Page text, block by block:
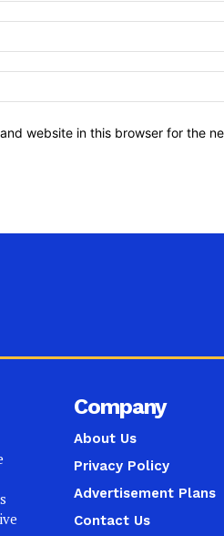
website in this browser for the
Company
About Us
Privacy Policy
Advertisement Plans
Contact Us